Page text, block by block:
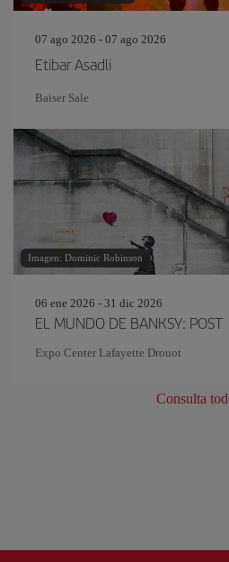
07 ago 2026 - 07 ago 2026
Etibar Asadli
Baiser Sale
Imagen: Dominic Robinson
06 ene 2026 - 31 dic 2026
EL MUNDO DE BANKSY: POST
Expo Center Lafayette Drouot
Consulta